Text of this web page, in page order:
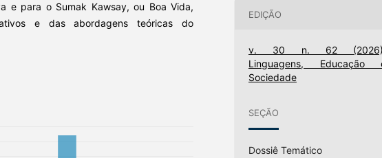
e para o Sumak Kawsay, ou Boa Vida,
e das abordagens teóricas do
EDIÇÃO
v. 30 n. 62
Linguagens, Educação
Sociedade
SEÇÃO
Dossiê Temático